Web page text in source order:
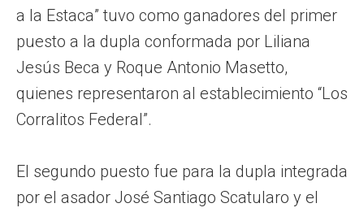
a la Estaca” tuvo como ganadores del primer
puesto a la dupla conformada por Liliana
Jesús Beca y Roque Antonio Masetto,
quienes representaron al establecimiento “Los
Corralitos Federal”.
El segundo puesto fue para la dupla integrada
por el asador José Santiago Scatularo y el